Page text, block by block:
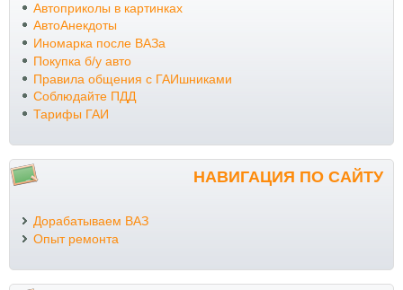
Автоприколы в картинках
АвтоАнекдоты
Иномарка после ВАЗа
Покупка б/у авто
Правила общения с ГАИшниками
Соблюдайте ПДД
Тарифы ГАИ
НАВИГАЦИЯ ПО САЙТУ
Дорабатываем ВАЗ
Опыт ремонта